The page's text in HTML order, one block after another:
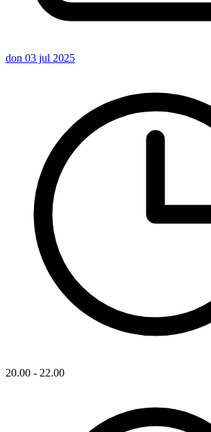
don 03 jul 2025
20.00 - 22.00